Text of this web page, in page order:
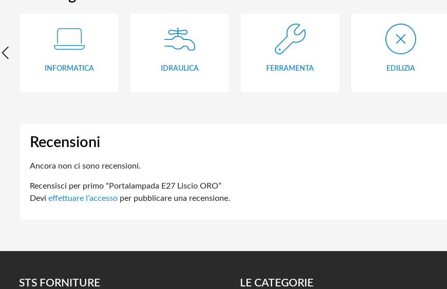
INFORMATICA IDRAULICA FERRAMENTA EDILIZIA
Recensioni
Ancora non ci sono recensioni.
Recensisci per primo “Portalampada E27 Liscio ORO”
Devi effettuare l’accesso per pubblicare una recensione.
STS FORNITURE LE CATEGORIE